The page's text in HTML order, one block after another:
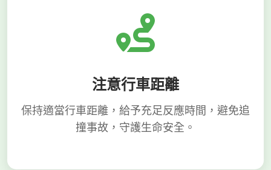
注意行車距離
保持適當行車距離，給予充足反應時間，避免追
撞事故，守護生命安全。